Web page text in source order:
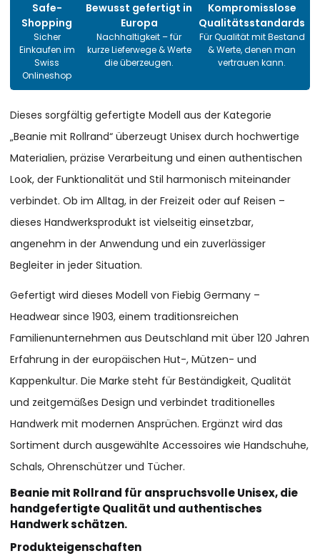
Safe-
Shopping
Sicher
Einkaufen im
Swiss
Onlineshop
Bewusst gefertigt in
Europa
Nachhaltigkeit – für
kurze Lieferwege & Werte
die überzeugen.
Kompromisslose
Qualitätsstandards
Für Qualität mit Bestand
& Werte, denen man
vertrauen kann.
Dieses sorgfältig gefertigte Modell aus der Kategorie
„Beanie mit Rollrand“ überzeugt Unisex durch hochwertige
Materialien, präzise Verarbeitung und einen authentischen
Look, der Funktionalität und Stil harmonisch miteinander
verbindet. Ob im Alltag, in der Freizeit oder auf Reisen –
dieses Handwerksprodukt ist vielseitig einsetzbar,
angenehm in der Anwendung und ein zuverlässiger
Begleiter in jeder Situation.
Gefertigt wird dieses Modell von Fiebig Germany –
Headwear since 1903, einem traditionsreichen
Familienunternehmen aus Deutschland mit über 120 Jahren
Erfahrung in der europäischen Hut-, Mützen- und
Kappenkultur. Die Marke steht für Beständigkeit, Qualität
und zeitgemäßes Design und verbindet traditionelles
Handwerk mit modernen Ansprüchen. Ergänzt wird das
Sortiment durch ausgewählte Accessoires wie Handschuhe,
Schals, Ohrenschützer und Tücher.
Beanie mit Rollrand für anspruchsvolle Unisex, die
handgefertigte Qualität und authentisches
Handwerk schätzen.
Produkteigenschaften